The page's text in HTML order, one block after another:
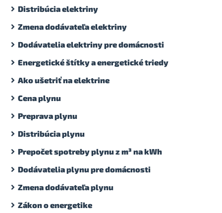
Distribúcia elektriny
Zmena dodávateľa elektriny
Dodávatelia elektriny pre domácnosti
Energetické štítky a energetické triedy
Ako ušetriť na elektrine
Cena plynu
Preprava plynu
Distribúcia plynu
Prepočet spotreby plynu z m³ na kWh
Dodávatelia plynu pre domácnosti
Zmena dodávateľa plynu
Zákon o energetike